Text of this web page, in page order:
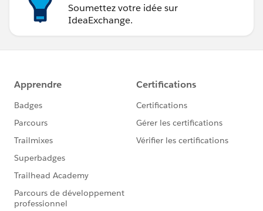
Soumettez votre idée sur
IdeaExchange.